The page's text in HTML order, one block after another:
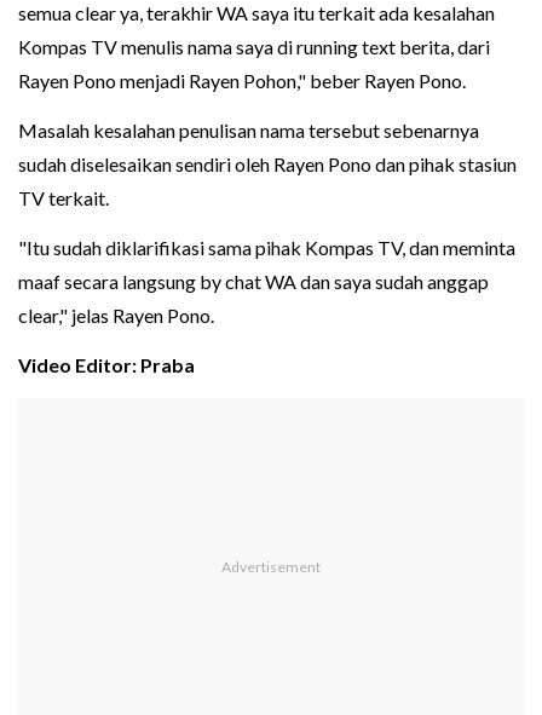
semua clear ya, terakhir WA saya itu terkait ada kesalahan
Kompas TV menulis nama saya di running text berita, dari
Rayen Pono menjadi Rayen Pohon," beber Rayen Pono.
Masalah kesalahan penulisan nama tersebut sebenarnya
sudah diselesaikan sendiri oleh Rayen Pono dan pihak stasiun
TV terkait.
"Itu sudah diklarifikasi sama pihak Kompas TV, dan meminta
maaf secara langsung by chat WA dan saya sudah anggap
clear," jelas Rayen Pono.
Video Editor: Praba